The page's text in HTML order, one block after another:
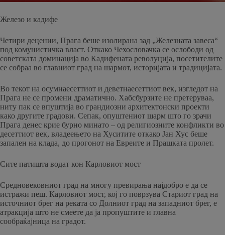
Железо и кадифе
Четири децении, Прага беше изолирана зад „Железната завеса“
под комунистичка власт. Откако Чехословачка се ослободи од
советската доминација во Кадифената револуција, посетителите
се собраа во главниот град на шармот, историјата и традицијата.
Во текот на осумнаесеттиот и деветнаесеттиот век, изгледот на
Прага не се промени драматично. Хабсбурзите не претеруваа,
ниту пак се впуштија во грандиозни архитектонски проекти
како другите градови. Сепак, опуштениот шарм што го зрачи
Прага денес крие бурно минато – од религиозните конфликти во
десеттиот век, владеењето на Хуситите откако Јан Хус беше
запален на клада, до прогонот на Евреите и Прашката пролет.
Сите патишта водат кон Карловиот мост
Средновековниот град на многу превирања најдобро е да се
истражи пеш. Карловиот мост, кој го поврзува Стариот град на
источниот брег на реката со Долниот град на западниот брег, е
атракција што не смеете да ја пропуштите и главна
сообраќајница на градот.